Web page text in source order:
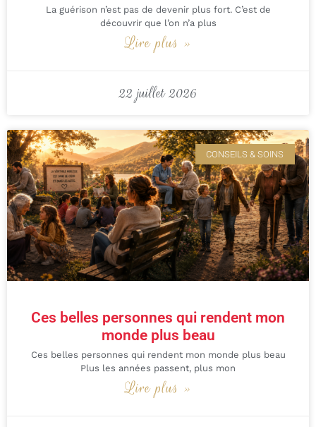
La guérison n’est pas de devenir plus fort. C’est de
découvrir que l’on n’a plus
Lire plus »
22 juillet 2026
CONSEILS & SOINS
Ces belles personnes qui rendent mon
monde plus beau
Ces belles personnes qui rendent mon monde plus beau
Plus les années passent, plus mon
Lire plus »